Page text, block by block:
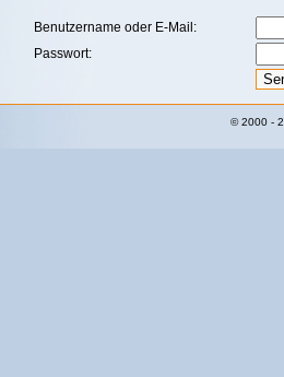
Benutzername oder E-Mail:
Passwort:
© 2000 -